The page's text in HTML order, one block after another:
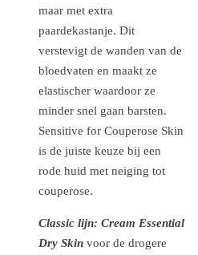
maar met extra
paardekastanje. Dit
verstevigt de wanden van de
bloedvaten en maakt ze
elastischer waardoor ze
minder snel gaan barsten.
Sensitive for Couperose Skin
is de juiste keuze bij een
rode huid met neiging tot
couperose.
Classic lijn: Cream Essential
Dry Skin voor de drogere